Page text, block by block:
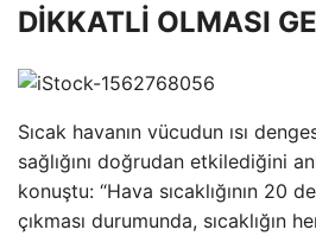
DİKKATLİ OLMASI
Sıcak havanın vücudun ısı
sağlığını doğrudan etkilediğini
konuştu: “Hava sıcaklığının 20
çıkması durumunda, sıcaklığın